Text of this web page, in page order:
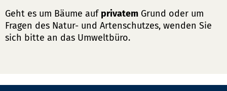
Geht es um Bäume auf privatem Grund oder um
Fragen des Natur- und Artenschutzes, wenden Sie
sich bitte an das Umweltbüro.